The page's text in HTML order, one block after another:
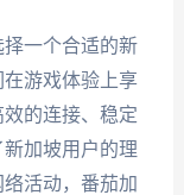
一个合适的新
游戏体验上享
的连接、稳定
加坡用户的理
活动，番茄加